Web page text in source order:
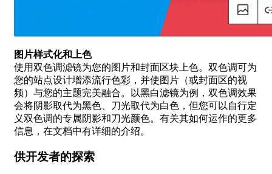
图片样式化和上色
使用双色调滤镜为您的图片和封面区块上色。双色调可为
您的站点设计增添流行色彩，并使图片（或封面区的视
频）与您的主题完美融合。以黑白滤镜为例，双色调效果
会将阴影取代为黑色、刀光取代为白色，但您可以自行定
义双色调的专属阴影和刀光颜色。有关其如何运作的更多
信息，在文档中有详细的介绍。
供开发者的探索